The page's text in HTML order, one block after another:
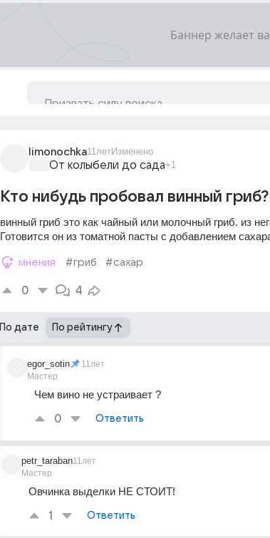
limonochka11летИзменено
От колыбели до сада+1
Кто нибудь пробовал винный
винный гриб это как чайный или молочный гриб. из
Готовится он из томатной пасты с добавлением
мнения #гриб #сахар
0 4
По дате По рейтингу
egor_sotin
Мастер
11лет
Чем вино не устраивает ?
0 Ответить
petr_taraban
Мастер
11лет
Овчинка выделки НЕ СТОИТ!
1 Ответить